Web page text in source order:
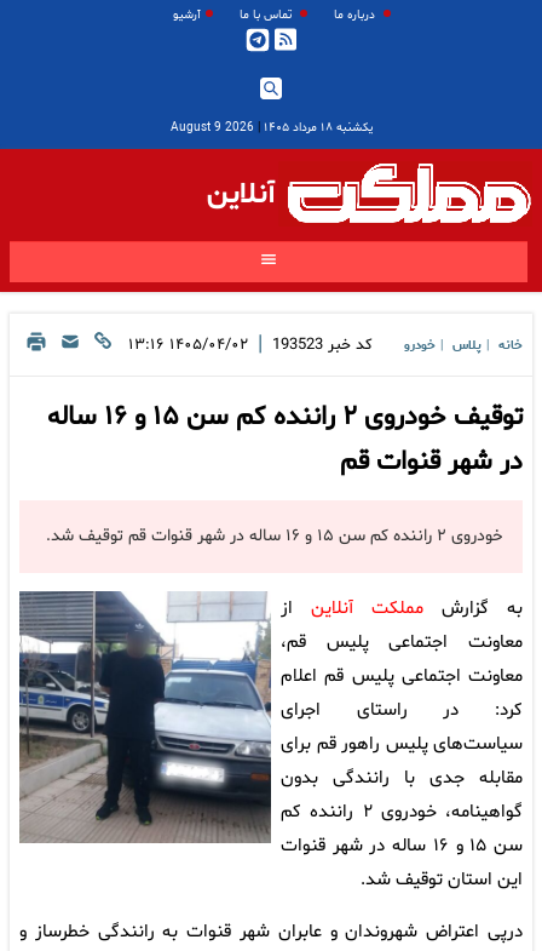
درباره ما تماس با ما آرشیو
یکشنبه ۱۸ مرداد ۱۴۰۵ |
2026 August 9
آنلاین
خانه پلاس خودرو کد خبر 193523
| ۱۴۰۵/۰۴/۰۲ ۱۳:۱۶
توقیف خودروی ۲ راننده کم سن ۱۵ و ۱۶ ساله
در شهر قنوات قم
خودروی ۲ راننده کم سن ۱۵ و ۱۶ ساله در شهر قنوات قم توقیف شد.
به گزارش مملکت آنلاین از
معاونت اجتماعی پلیس قم،
معاونت اجتماعی پلیس قم اعلام
کرد: در راستای اجرای
سیاست‌های پلیس راهور قم برای
مقابله جدی با رانندگی بدون
گواهینامه، خودروی ۲ راننده کم
سن ۱۵ و ۱۶ ساله در شهر قنوات
این استان توقیف شد.
درپی اعتراض شهروندان و عابران شهر قنوات به رانندگی خطرساز و